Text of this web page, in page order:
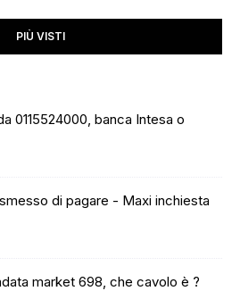
PIÙ VISTI
0115524000, banca Intesa o
di pagare - Maxi inchiesta
market 698, che cavolo è ?